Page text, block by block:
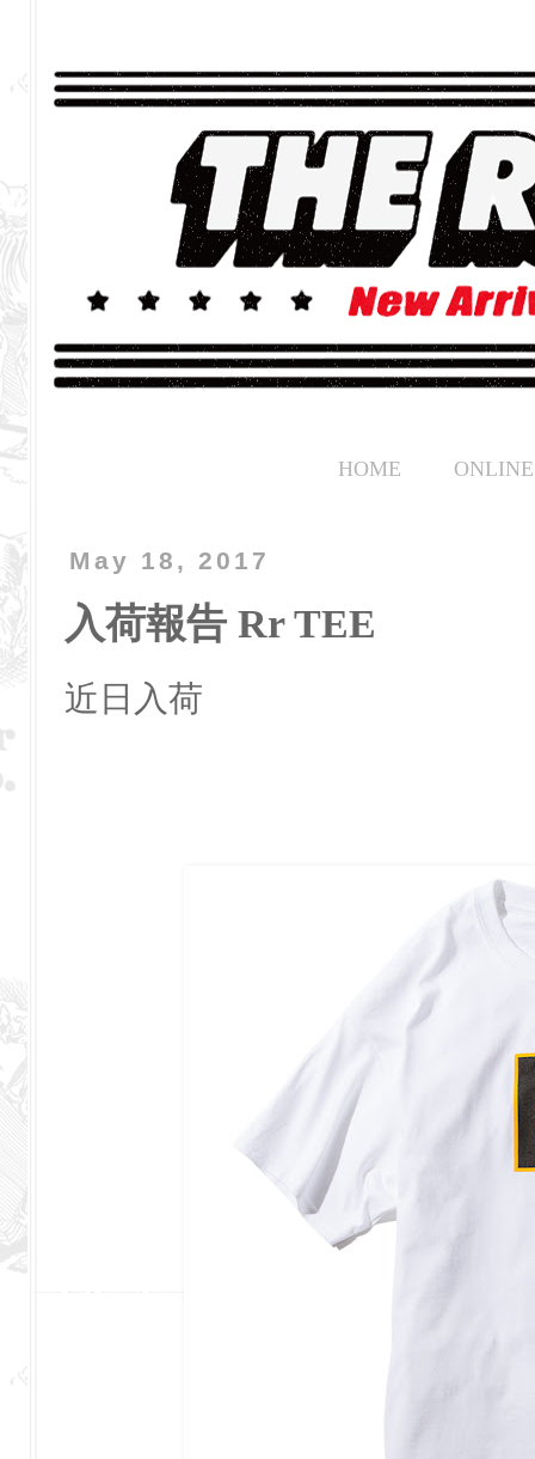
HOME
May 18, 2017
入荷報告 Rr TEE
近日入荷